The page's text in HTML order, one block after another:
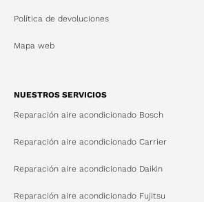
Política de devoluciones
Mapa web
NUESTROS SERVICIOS
Reparación aire acondicionado Bosch
Reparación aire acondicionado Carrier
Reparación aire acondicionado Daikin
Reparación aire acondicionado Fujitsu